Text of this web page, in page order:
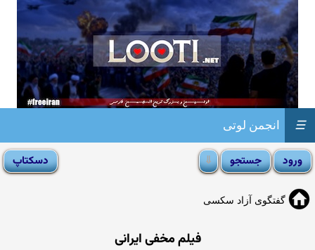
انجمن لوتی ☰
گفتگوی آزاد سکسی
فیلم مخفی ایرانی